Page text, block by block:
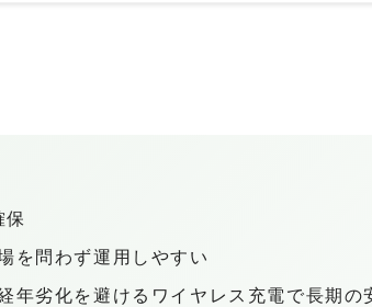
を問わず運用しやすい
劣化を避けるワイヤレス充電で長期の